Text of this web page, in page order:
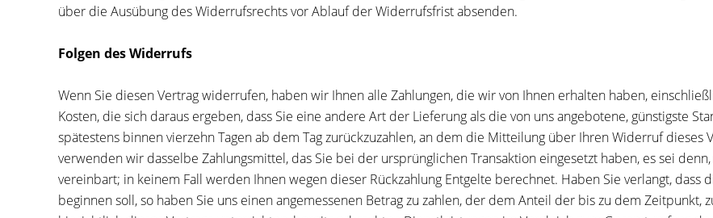
über die Ausübung des Widerrufsrechts vor Ablauf der Widerrufsfrist absenden.
Folgen des Widerrufs
Wenn Sie diesen Vertrag widerrufen, haben wir Ihnen alle Zahlungen, die wir von Ihnen erhalten haben,
Kosten, die sich daraus ergeben, dass Sie eine andere Art der Lieferung als die von uns angebotene, günstigste
spätestens binnen vierzehn Tagen ab dem Tag zurückzuzahlen, an dem die Mitteilung über Ihren Widerruf dieses
verwenden wir dasselbe Zahlungsmittel, das Sie bei der ursprünglichen Transaktion eingesetzt haben, es sei
vereinbart; in keinem Fall werden Ihnen wegen dieser Rückzahlung Entgelte berechnet. Haben Sie verlangt,
beginnen soll, so haben Sie uns einen angemessenen Betrag zu zahlen, der dem Anteil der bis zu dem